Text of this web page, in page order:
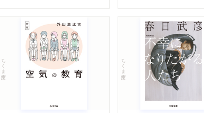
ちくま文庫 ちくま文庫